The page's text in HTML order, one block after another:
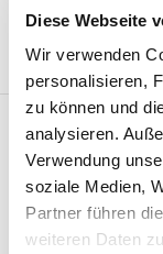
Diese Webseite
Wir verwenden
personalisieren,
zu können und
analysieren.
Verwendung
soziale Medien,
Partner führen
weiteren Daten
Seite wählen
Ihre